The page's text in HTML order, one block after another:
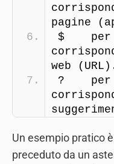
pagine
$    per
web
?    per
Un esempio pratico
preceduto da un